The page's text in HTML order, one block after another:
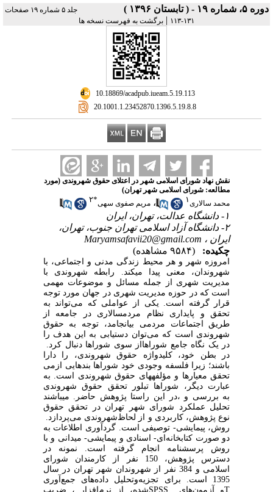
دوره ۵، شماره ۱۹ - ( تابستان ۱۳۹۶ )
جلد ۵ شماره ۱۹ صفحات
۱۳۱-۱۱۳
| برگشت به فهرست نسخه ها
‎ 10.18869/acadpub.iueam.5.19.113
‎ 20.1001.1.23452870.1396.5.19.8.8
نقش نهاد شورای اسلامی شهر در اعتلای حقوق شهروندی (مورد
مطالعه: شورای اسلامی شهر تهران)
محمد سالاری۱ ، مریم صفوی سهی*۲
۱- دانشگاه عدالت، تهران، ایران
۲- دانشگاه آزاد اسلامی تهران جنوب، تهران،
ایران ، Maryamsafavii20@gmail.com
چکیده:
(۹۵۸۴ مشاهده)
امروزه شهر و هر محیط زندگی مدنی و اجتماعی، با
شهروندان، معنی پیدا می‎کند. رابطه شهروندی با
مدیریت شهری از جمله مسائل و موضوعات مهمی
است که در حوزه مدیریت شهری در جهان مورد توجه
قرار گرفته است. یکی از عواملی که می‌تواند به
تحقق و پایداری نظام مردم‏سالاری در جامعه از
طریق اجتماعات مردمی بیانجامد، توجه به حقوق
شهروندی است که میتوان دستیابی به این هدف را
از سوی شوراها دنبال کرد.در یک نگاه جامع شوراها
در بطن خود، کلیدواژه حقوق شهروندی، را دارا
می باشند؛ زیرا فلسفه وجودی خود شوراها بندهایی از
تحقق معیارها و مؤلفه‏های حقوق شهروندی است. به
عبارت دیگر، شوراها تبلور تحقق حقوق شهروندی
می‏باشند
در این راستا پژوهش حاضر، به بررسی و
تحلیل عملکرد شورای شهر تهران در تحقق حقوق
شهروندی می‌پردازد.نوع پژوهش، کاربردی و از لحاظ
روش، پیمایشی- توصیفی است. گردآوری اطلاعات به
دو صورت کتابخانه‌ای- اسنادی و پیمایشی- میدانی و با
روش پرسشنامه انجام گرفته است. نمونه در
دسترس پژوهش، 150 نفر از کارمندان شورای
اسلامی و 384 نفر از شهروندان شهر تهران در سال
1395 است. برای تجزیه‌و‌تحلیل داده‌های جمع‌آوری
شده، از نرم‌افزارSPSS و آزمون‌هایT
، ضریب